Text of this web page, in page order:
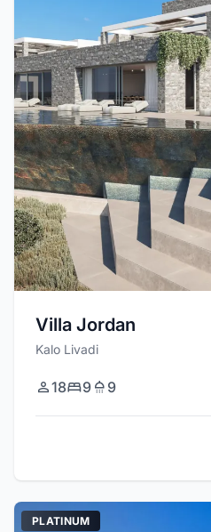
Villa Jordan
Kalo Livadi
18 9 9
PLATINUM